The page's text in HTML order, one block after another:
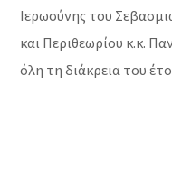
Ιερωσύνης του
και Περιθεωρίου κ.κ.
όλη τη διάκρεια του